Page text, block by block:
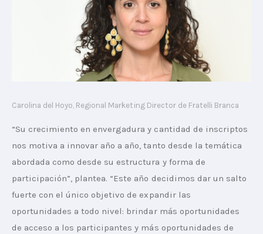
Carolina del Hoyo, Regional Marketing Director de Fratelli Branca
“Su crecimiento en envergadura y cantidad de inscriptos
nos motiva a innovar año a año, tanto desde la temática
abordada como desde su estructura y forma de
participación”, plantea. “Este año decidimos dar un salto
fuerte con el único objetivo de expandir las
oportunidades a todo nivel: brindar más oportunidades
de acceso a los participantes y más oportunidades de